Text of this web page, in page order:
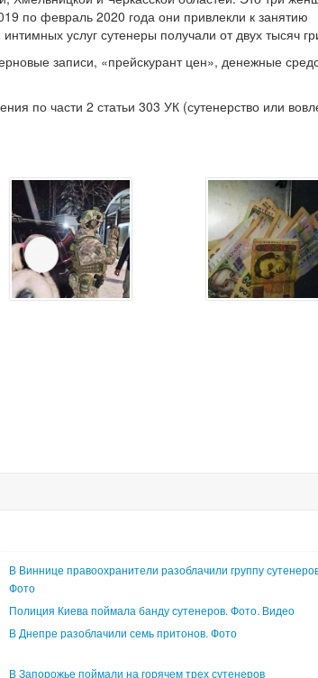
по февраль 2020 года они привлекли к занятию
услуг сутенеры получали от двух тысяч
записи, «прейскурант цен», денежные
по части 2 статьи 303 УК (сутенерство или
В Виннице правоохранители разоблачили группу
Фото
Полиция Киева поймала банду сутенеров. Фото. Видео
В Днепре разоблачили семь притонов. Фото
В Запорожье поймали на горячем трех сутенеров